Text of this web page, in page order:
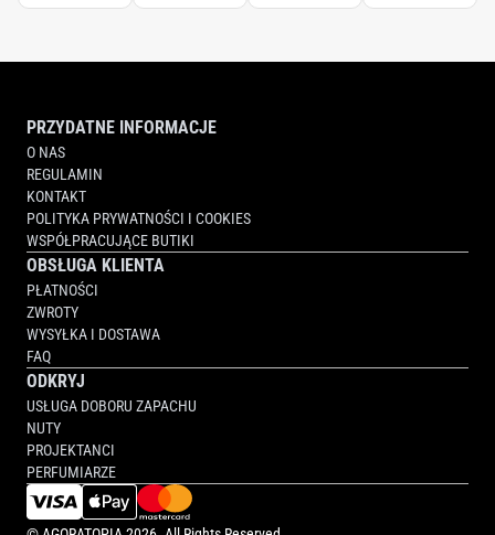
PRZYDATNE INFORMACJE
O NAS
REGULAMIN
KONTAKT
POLITYKA PRYWATNOŚCI I COOKIES
WSPÓŁPRACUJĄCE BUTIKI
OBSŁUGA KLIENTA
PŁATNOŚCI
ZWROTY
WYSYŁKA I DOSTAWA
FAQ
ODKRYJ
USŁUGA DOBORU ZAPACHU
NUTY
PROJEKTANCI
PERFUMIARZE